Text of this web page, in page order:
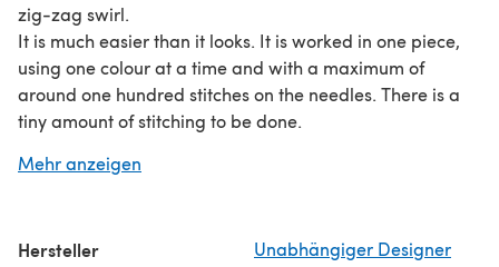
zig-zag swirl.
It is much easier than it looks. It is worked in one piece,
using one colour at a time and with a maximum of
around one hundred stitches on the needles. There is a
tiny amount of stitching to be done.
(DK) yarns and measures approximately 140 cm (55”)
could even make it in a very small size, as a pillow. It also
Mehr anzeigen
Hersteller Unabhängiger Designer